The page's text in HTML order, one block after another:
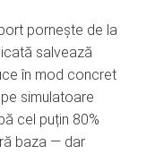
pornește de la
salvează
în mod concret
simulatoare
cel puțin 80%
baza — dar